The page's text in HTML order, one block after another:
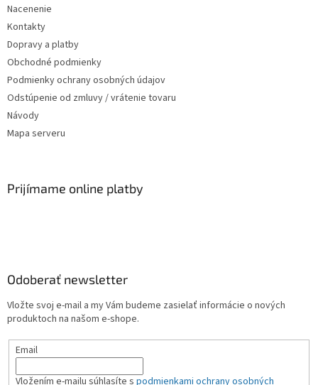
Nacenenie
Kontakty
Dopravy a platby
Obchodné podmienky
Podmienky ochrany osobných údajov
Odstúpenie od zmluvy / vrátenie tovaru
Návody
Mapa serveru
Prijímame online platby
Odoberať newsletter
Vložte svoj e-mail a my Vám budeme zasielať informácie o nových
produktoch na našom e-shope.
Email
Vložením e-mailu súhlasíte s podmienkami ochrany osobných